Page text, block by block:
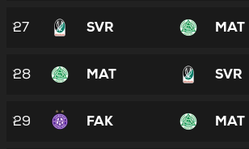
27 SVR MAT
28 MAT SVR
29 FAK MAT